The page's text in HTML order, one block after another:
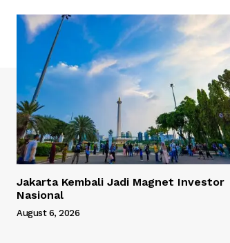
Jakarta Kembali Jadi Magnet Investor
Nasional
August 6, 2026